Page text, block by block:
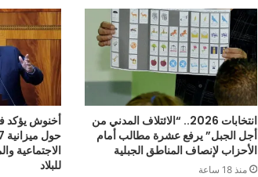
انتخابات 2026.. “الائتلاف المدني من
أجل الجبل” يرفع عشرة مطالب أمام
الأحزاب لإنصاف المناطق الجبلية
منذ 18 ساعة
أخنوش يؤكد
الاجتماعية
للبلاد